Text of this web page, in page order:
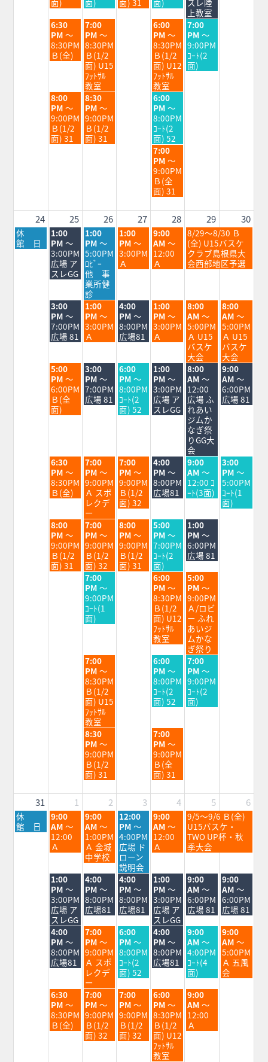
18th
2026
19th
2026
20th
21st
2026
22nd
2026
上教室
火
曜
日,
8
月
6:30
PM ～
8:30PM
Ｂ(全)
水
曜
日,
8
月
19th
2026
7:00
PM ～
8:30PM
Ｂ(1/2
面) U15
ﾌｯﾄｻﾙ
教室
金
曜
日,
8
月
21st
2026
6:00
PM ～
8:30PM
Ｂ(1/2
面) U12
ﾌｯﾄｻﾙ
教室
土
曜
日,
8
月
22nd
7:00
PM ～
9:00PM
ｺｰﾄ(2
面)
火
曜
日,
8
月
18th
8:00
PM ～
9:00PM
Ｂ(1/2
面) 31
水
曜
日,
8
月
19th
8:30
PM ～
9:00PM
Ｂ(1/2
面) 31
金
曜
日,
8
月
21st
2026
6:00
PM ～
8:00PM
ｺｰﾄ(2
面) 52
金
曜
日,
8
月
21st
2026
7:00
PM ～
9:00PM
Ｂ(全
面) 31
24 25 26 27 28 29 30
月
曜
日,
休
館 日
火
曜
日,
8
月
25th
1:00
PM ～
3:00PM
広場 ア
スレGG
水
曜
日,
8
月
26th
2026
1:00
PM ～
5:00PM
ﾛﾋﾞｰ
他 事
業所健
診
木
曜
日,
8
月
1:00
PM ～
3:00PM
Ａ
金
曜
日,
8
月
9:00
AM ～
12:00
Ａ
土
曜
日,
8
月
8/29～8/30 Ｂ
(全) U15バスケ
クラブ島根県大
会西部地区予選
火
曜
日,
8
月
2026
3:00
PM ～
7:00PM
広場 81
水
曜
日,
8
月
2026
1:00
PM ～
3:00PM
Ａ
木
曜
日,
8
月
2026
4:00
PM ～
8:00PM
広場81
金
曜
日,
8
月
2026
1:00
PM ～
3:00PM
Ａ
土
曜
日,
8
月
29th
2026
8:00
AM ～
5:00PM
Ａ U15
バスケ
大会
日
曜
日,
8
月
30th
2026
8:00
AM ～
5:00PM
Ａ U15
バスケ
大会
火
曜
日,
8
月
25th
5:00
PM ～
6:00PM
Ｂ(全
面)
水
曜
日,
8
月
3:00
PM ～
7:00PM
広場 81
木
曜
日,
8
月
27th
6:00
PM ～
8:00PM
ｺｰﾄ(2
面) 52
金
曜
日,
8
月
28th
1:00
PM ～
3:00PM
広場 ア
スレGG
土
曜
日,
8
月
29th
2026
8:00
AM ～
12:00
広場 ふ
れあい
ジムか
なぎ祭
りGG大
会
日
曜
日,
8
月
9:00
AM ～
6:00PM
広場 81
火
曜
日,
8
月
2026
6:30
PM ～
8:30PM
Ｂ(全)
水
曜
日,
8
月
26th
2026
7:00
PM ～
9:00PM
Ａ スポ
レクデ
ー
木
曜
日,
8
月
27th
2026
7:00
PM ～
9:00PM
Ｂ(1/2
面) 32
金
曜
日,
8
月
2026
4:00
PM ～
8:00PM
広場81
土
曜
日,
8
月
2026
9:00
AM ～
12:00 ｺ
ｰﾄ(3面)
日
曜
日,
8
月
30th
3:00
PM ～
5:00PM
ｺｰﾄ(1
面)
火
曜
日,
8
月
25th
8:00
PM ～
9:00PM
Ｂ(1/2
面) 31
水
曜
日,
8
月
26th
2026
7:00
PM ～
9:00PM
Ｂ(1/2
面) 32
木
曜
日,
8
月
27th
8:00
PM ～
9:00PM
Ｂ(1/2
面) 31
金
曜
日,
8
月
28th
2026
5:00
PM ～
7:00PM
ｺｰﾄ(2
面)
土
曜
日,
8
月
29th
2026
1:00
PM ～
6:00PM
広場 81
水
曜
日,
8
月
26th
7:00
PM ～
9:00PM
ｺｰﾄ(1
面)
金
曜
日,
8
月
28th
2026
6:00
PM ～
8:30PM
Ｂ(1/2
面) U12
ﾌｯﾄｻﾙ
教室
土
曜
日,
8
月
29th
2026
5:00
PM ～
9:00PM
Ａ/ロビ
ー ふれ
あいジ
ムかな
ぎ祭り
水
曜
日,
8
月
26th
2026
7:00
PM ～
8:30PM
Ｂ(1/2
面) U15
ﾌｯﾄｻﾙ
教室
金
曜
日,
8
月
28th
6:00
PM ～
8:00PM
ｺｰﾄ(2
面) 52
土
曜
日,
8
月
29th
7:00
PM ～
9:00PM
ｺｰﾄ(2
面)
水
曜
日,
8
月
26th
2026
8:30
PM ～
9:00PM
Ｂ(1/2
面) 31
金
曜
日,
8
月
28th
2026
7:00
PM ～
9:00PM
Ｂ(全
面) 31
31 1 2 3 4 5 6
月
曜
日,
休
館 日
火
曜
日,
9
月
2026
9:00
AM ～
12:00
Ａ
水
曜
日,
9
月
2nd
2026
9:00
AM ～
1:00PM
Ａ 金城
中学校
木
曜
日,
9
月
3rd
2026
12:00
PM ～
4:00PM
広場 ド
ローン
説明会
金
曜
日,
9
月
2026
9:00
AM ～
12:00
Ａ
土
曜
日,
9
月
2026
9/5～9/6 Ｂ(全)
U15バスケ・
TWO UP杯・秋
季大会
火
曜
日,
9
月
1st
2026
1:00
PM ～
3:00PM
広場 ア
スレGG
水
曜
日,
9
月
2nd
2026
4:00
PM ～
8:00PM
広場81
木
曜
日,
9
月
3rd
2026
4:00
PM ～
8:00PM
広場81
金
曜
日,
9
月
4th
2026
1:00
PM ～
3:00PM
広場 ア
スレGG
土
曜
日,
9
月
5th
2026
9:00
AM ～
6:00PM
広場 81
日
曜
日,
9
月
6th
2026
9:00
AM ～
6:00PM
広場 81
火
曜
日,
9
月
2026
4:00
PM ～
8:00PM
広場81
水
曜
日,
9
月
2nd
2026
7:00
PM ～
9:00PM
Ａ スポ
レクデ
ー
木
曜
日,
9
月
3rd
2026
6:00
PM ～
8:00PM
ｺｰﾄ(2
面) 52
金
曜
日,
9
月
2026
4:00
PM ～
8:00PM
広場81
土
曜
日,
9
月
5th
2026
9:00
AM ～
4:00PM
ｺｰﾄ(4
面)
日
曜
日,
9
月
6th
9:00
AM ～
5:00PM
Ａ 五風
会
火
曜
日,
9
月
6:30
PM ～
8:30PM
Ｂ(全)
水
曜
日,
9
月
2nd
7:00
PM ～
9:00PM
Ｂ(1/2
面) 32
木
曜
日,
9
月
3rd
7:00
PM ～
9:00PM
Ｂ(1/2
面) 32
金
曜
日,
9
月
4th
2026
6:00
PM ～
8:30PM
Ｂ(1/2
面) U12
ﾌｯﾄｻﾙ
教室
土
曜
日,
9
月
9:00
AM ～
12:00
Ａ